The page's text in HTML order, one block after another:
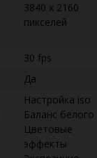
3840 x 2160
пикселей
30 fps
Да
Настройка iso
Баланс белого
Цветовые
эффекты